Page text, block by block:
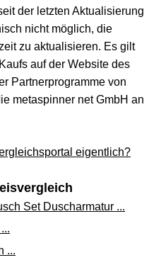
der letzten Aktualisierung
nicht möglich, die
zu aktualisieren. Es gilt
auf der Website des
Partnerprogramme von
metaspinner net GmbH an
eigentlich?
Set Duscharmatur ...
...